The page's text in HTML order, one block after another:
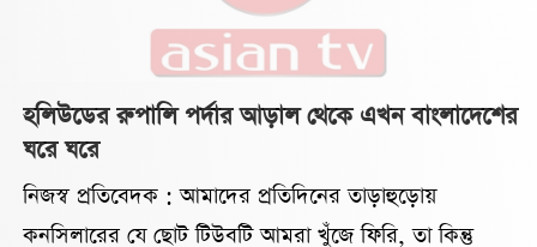
হলিউডের রুপালি পর্দার আড়াল থেকে এখন বাংলাদেশের
ঘরে ঘরে
নিজস্ব প্রতিবেদক : আমাদের প্রতিদিনের তাড়াহুড়োয়
কনসিলারের যে ছোট টিউবটি আমরা খুঁজে ফিরি, তা কিন্তু